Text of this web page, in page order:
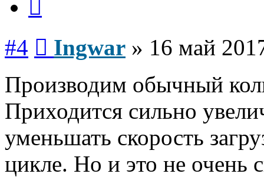
#4 Ingwar » 16 май
Производим обычный
Приходится сильно
уменьшать скорость
цикле. Но и это не очень